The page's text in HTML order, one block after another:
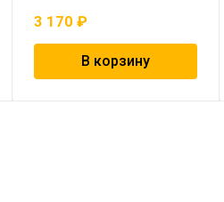
3 170₽
В корзину